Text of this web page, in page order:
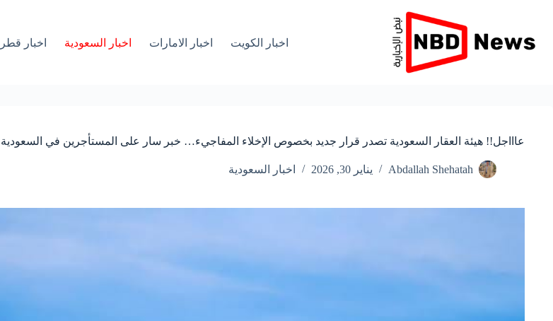
اخبار الكويت اخبار الامارات اخبار السعودية اخبار قطر
عاااجل!! هيئة العقار السعودية تصدر قرار جديد بخصوص الإخلاء المفاجيء… خبر سار على المستأجرين في السعودية
Abdallah Shehatah يناير 30, 2026 اخبار السعودية